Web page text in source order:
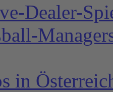
Dealer-
in